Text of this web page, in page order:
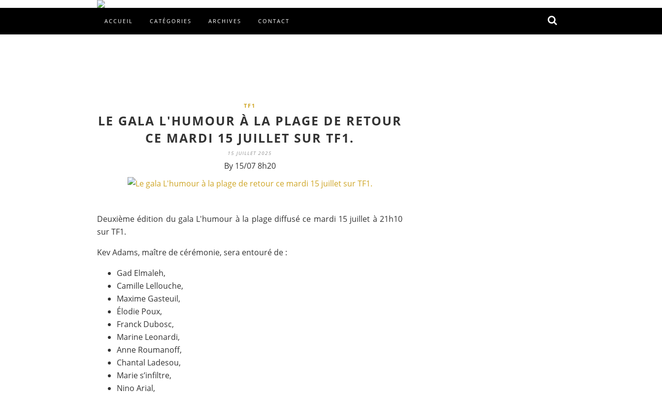
ACCUEIL CATÉGORIES ARCHIVES CONTACT
TF1
LE GALA L'HUMOUR À LA PLAGE DE RETOUR
CE MARDI 15 JUILLET SUR TF1.
15 JUILLET 2025
By 15/07 8h20
Deuxième édition du gala L'humour à la plage diffusé ce mardi 15 juillet à 21h10
sur TF1.
Kev Adams, maître de cérémonie, sera entouré de :
Gad Elmaleh,
Camille Lellouche,
Maxime Gasteuil,
Élodie Poux,
Franck Dubosc,
Marine Leonardi,
Anne Roumanoff,
Chantal Ladesou,
Marie s’infiltre,
Nino Arial,